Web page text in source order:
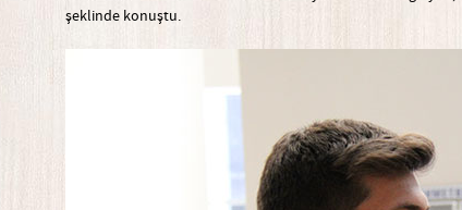
şeklinde konuştu.